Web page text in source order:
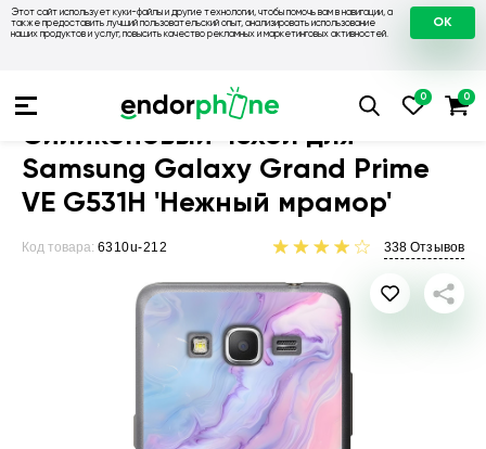
Этот сайт использует куки-файлы и другие технологии, чтобы помочь вам в навигации, а
также предоставить лучший пользовательский опыт, анализировать использование
наших продуктов и услуг, повысить качество рекламных и маркетинговых активностей.
OK
Чехлы на Samsung Чехол для
Силиконовый чехол для
Samsung Galaxy Grand Prime
VE G531H 'Нежный мрамор'
Код товара: 6310u-212 338 Отзывов